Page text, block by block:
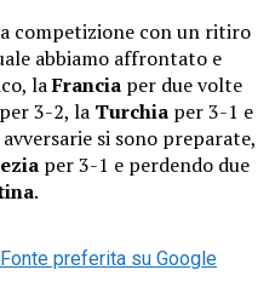
competizione con un ritiro
abbiamo affrontato e
laFrancia per due volte
per 3-2, la Turchia per 3-1 e
si sono preparate,
per 3-1 e perdendo due
.
Fonte preferita su Google